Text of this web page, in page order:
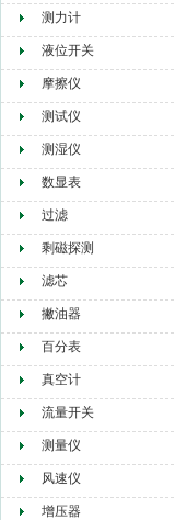
测力计
液位开关
摩擦仪
测试仪
测湿仪
数显表
过滤
剩磁探测
滤芯
撇油器
百分表
真空计
流量开关
测量仪
风速仪
增压器